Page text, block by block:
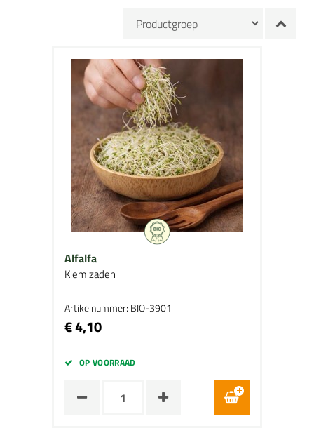
Alfalfa
Kiem zaden
Artikelnummer: BIO-3901
€ 4,10
OP VOORRAAD